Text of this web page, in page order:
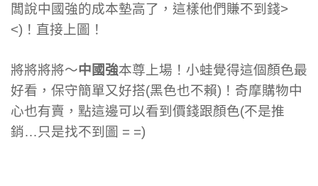
闆說中國強的成本墊高了，這樣他們賺不到錢>
<)！直接上圖！
將將將將～中國強本尊上場！小蛙覺得這個顏色最
好看，保守簡單又好搭(黑色也不賴)！奇摩購物中
心也有賣，點這邊可以看到價錢跟顏色(不是推
銷…只是找不到圖 = =)